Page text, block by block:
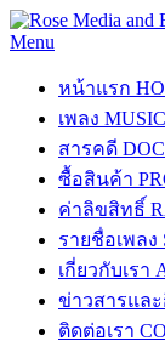
Menu
หน้าแรก
เพลง MUSIC
สารคดี
ซื้อสินค้า
ค่าลิขสิทธิ์
รายชื่อเพลง
เกี่ยวกับเรา
ข่าวสารแล
ติดต่อเรา